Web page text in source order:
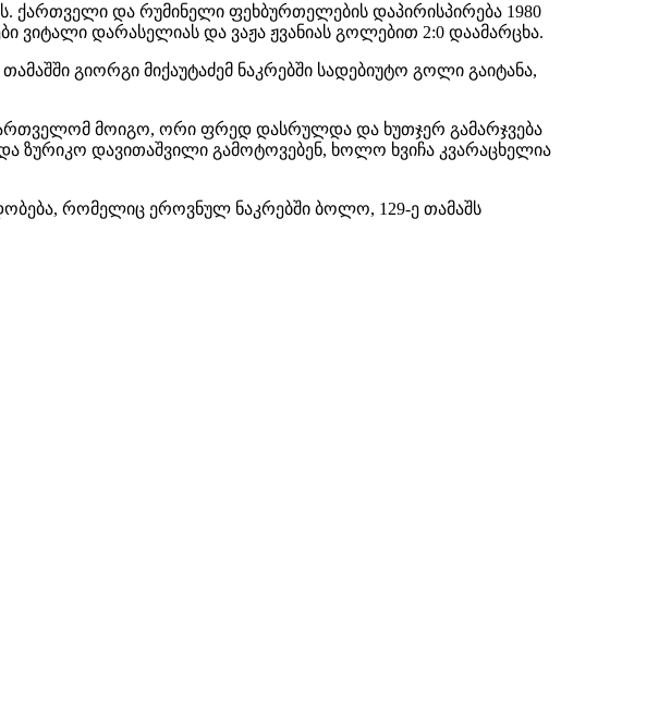
ქართველი და რუმინელი ფეხბურთელების დაპირისპირება 1980
ვიტალი დარასელიას და ვაჟა ჟვანიას გოლებით 2:0 დაამარცხა.
გიორგი მიქაუტაძემ ნაკრებში სადებიუტო გოლი გაიტანა,
მოიგო, ორი ფრედ დასრულდა და ხუთჯერ გამარჯვება
და ზურიკო დავითაშვილი გამოტოვებენ, ხოლო ხვიჩა კვარაცხელია
რომელიც ეროვნულ ნაკრებში ბოლო, 129-ე თამაშს